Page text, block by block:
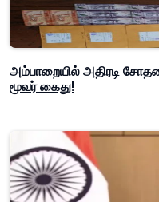
அம்பாறையில் அதிரடி
மூவர் கைது!